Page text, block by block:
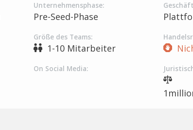
Unternehmensphase:
Pre-Seed-Phase
Größe des Teams:
1-10 Mitarbeiter
On Social Media: